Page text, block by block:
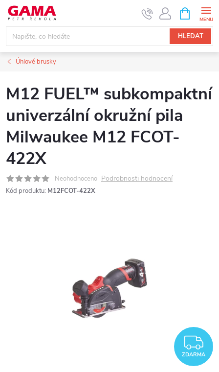
Přejít
obsah
HLEDAT
NÁKUPNÍ
KOŠÍK
Úhlové brusky
M12 FUEL™ subkompaktní
univerzální okružní pila
Milwaukee M12 FCOT-
422X
Neohodnoceno Podrobnosti hodnocení
Kód produktu: M12FCOT-422X
ZDARMA